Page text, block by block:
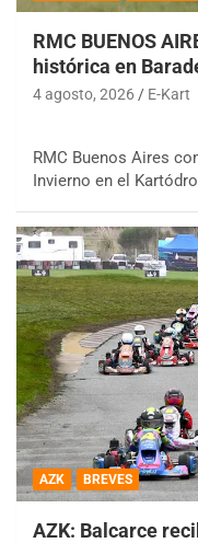
RMC BUENOS
histórica en
4 agosto, 2026 E-Kart
RMC Buenos Aires
Invierno en el
AZK BREVES
AZK: Balcarce